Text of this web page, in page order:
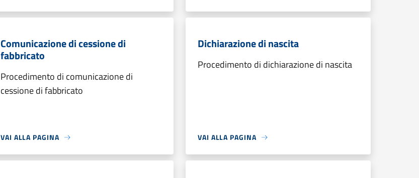
Comunicazione di cessione di
fabbricato
Procedimento di comunicazione di
cessione di fabbricato
VAI ALLA PAGINA
Dichiarazione di nascita
Procedimento di dichiarazione di nascita
VAI ALLA PAGINA